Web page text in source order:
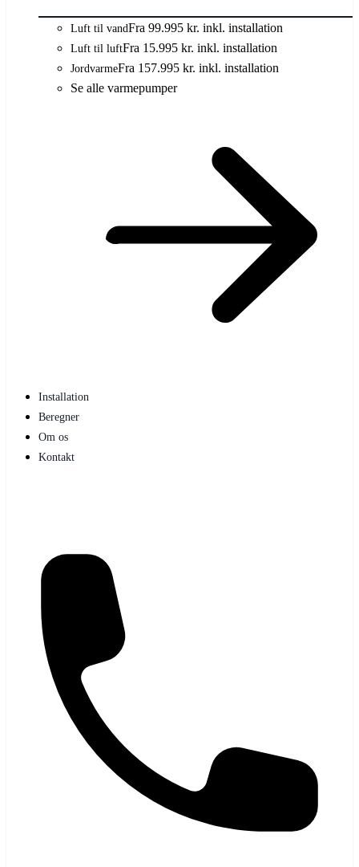
Luft til vandFra 99.995 kr. inkl. installation
Luft til luftFra 15.995 kr. inkl. installation
JordvarmeFra 157.995 kr. inkl. installation
Se alle varmepumper
Installation
Beregner
Om os
Kontakt